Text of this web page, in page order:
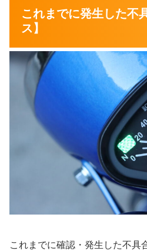
これまでに発生した不
ス】
これまでに確認・発生した不具